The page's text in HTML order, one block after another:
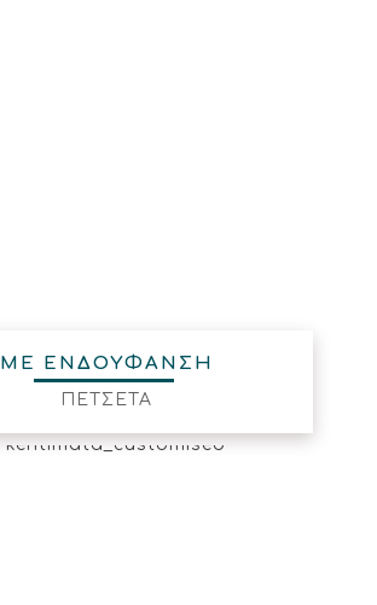
ΜΕ ΕΝΔΟΥΦΑΝΣΗ
ΠΕΤΣΕΤΑ